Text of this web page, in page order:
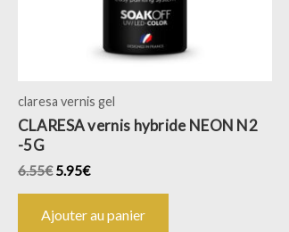
claresa vernis gel
CLARESA vernis hybride NEON N2
-5G
6.55€ 5.95€
Ajouter au panier